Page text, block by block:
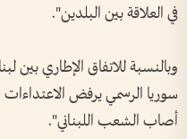
في العلاقة بين البلدين".
وبالنسبة للاتفاق الإطاري بين
سوريا الرسمي يرفض الاعتداءات
أصاب الشعب اللبناني".